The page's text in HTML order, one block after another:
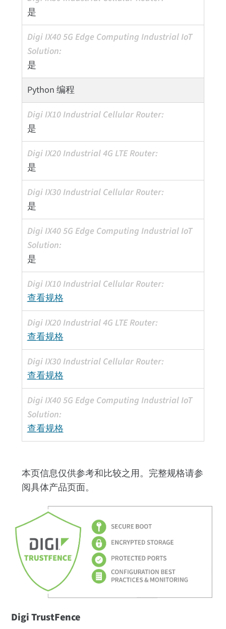
是
是
Python 编程
是
是
是
是
查看规格
查看规格
查看规格
查看规格
本页信息仅供参考和比较之用。完整规格请参
阅具体产品页面。
Digi TrustFence